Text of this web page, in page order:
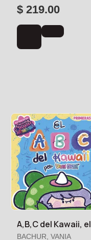
$ 219.00
A,B,C del Kawaii, el
BACHUR, VANIA